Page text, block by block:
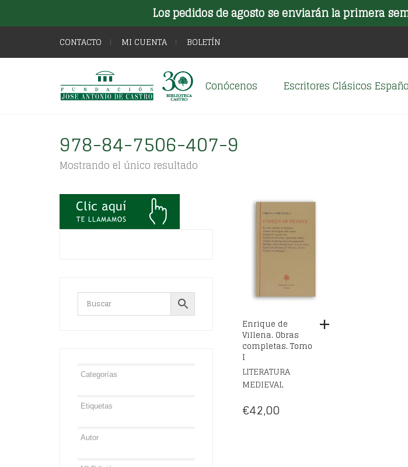
Los pedidos de agosto se enviarán la primera
CONTACTO MI CUENTA BOLETÍN
Conócenos Escritores Clásicos
978-84-7506-407-9
Mostrando el único resultado
Enrique de
Villena. Obras
completas. Tomo
I
LITERATURA
MEDIEVAL
€42,00